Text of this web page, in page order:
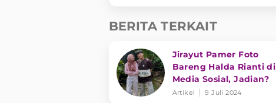
BERITA TERKAIT
Jirayut Pamer Foto
Bareng Halda Rianti di
Media Sosial, Jadian?
Artikel 9 Juli 2024